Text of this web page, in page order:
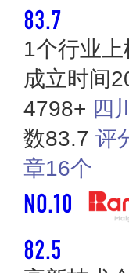
83.7
1个行业
成立时间
4798+ 四
数83.7 评
章16个
NO.10
82.5